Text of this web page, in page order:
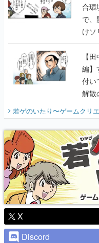
合環
で、
けソ
に行
【
編】
付い
解散
『少
り】
若ゲのいたり〜ゲームクリ
X
Discord